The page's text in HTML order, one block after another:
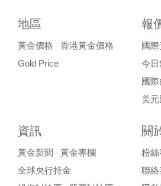
地區
黃金價格
香港黃金價格
Gold Price
報
國
今
國
美
資訊
黃金新聞
黃金專欄
全球央行持金
關
粉
聯絡